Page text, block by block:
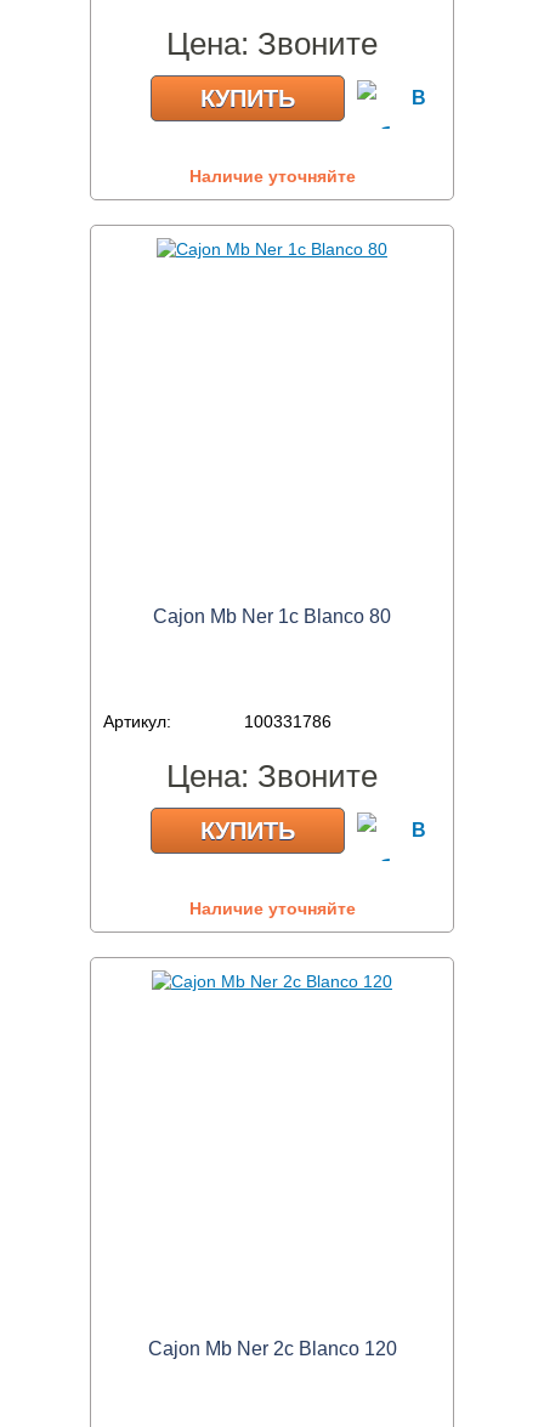
Цена: Звоните
КУПИТЬ
Наличие уточняйте
Cajon Mb Ner 1c Blanco 80
Артикул: 100331786
Цена: Звоните
КУПИТЬ
Наличие уточняйте
Cajon Mb Ner 2c Blanco 120